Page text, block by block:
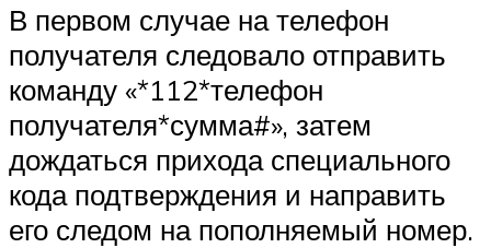
В первом случае на телефон
получателя следовало отправить
команду «*112*телефон
получателя*сумма#», затем
дождаться прихода специального
кода подтверждения и направить
его следом на пополняемый номер.